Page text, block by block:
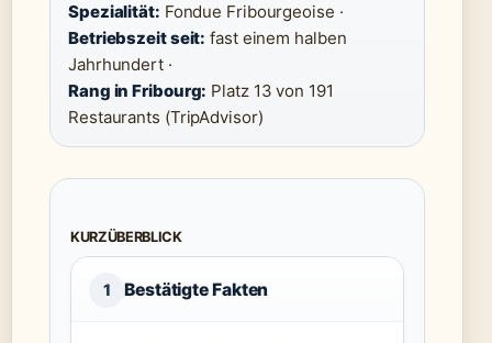
Spezialität: Fondue Fribourgeoise ·
Betriebszeit seit: fast einem halben
Jahrhundert ·
Rang in Fribourg: Platz 13 von 191
Restaurants (TripAdvisor)
KURZÜBERBLICK
1 Bestätigte Fakten